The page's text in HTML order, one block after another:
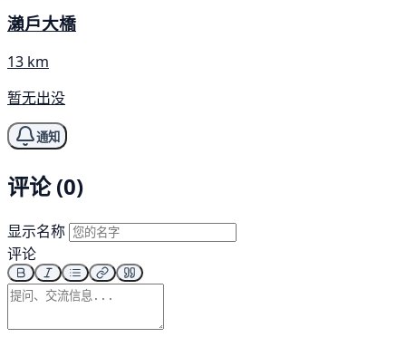
瀨戶大橋
13 km
暂无出没
通知
评论 (0)
显示名称
评论